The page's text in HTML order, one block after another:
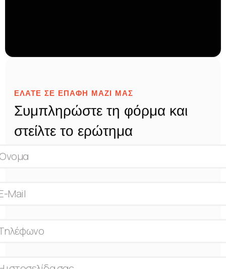
ΕΛΑΤΕ ΣΕ ΕΠΑΦΗ ΜΑΖΙ ΜΑΣ
Συμπληρώστε τη φόρμα και
στείλτε το ερώτημα